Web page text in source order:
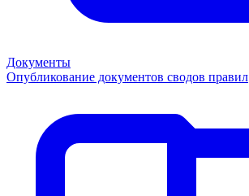
Документы
Опубликование документов сводов правил